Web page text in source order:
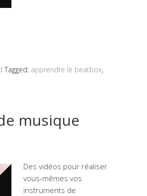
Tagged: apprendre le beatbox,
musique
Des vidéos pour réaliser
vous-mêmes vos
instruments de